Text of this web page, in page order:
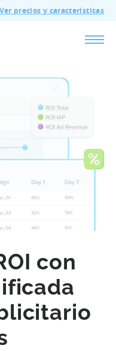
Ver precios y características
con